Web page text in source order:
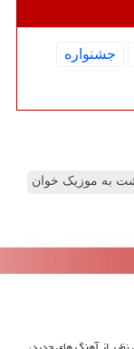
جشنواره
به موزیک خوان